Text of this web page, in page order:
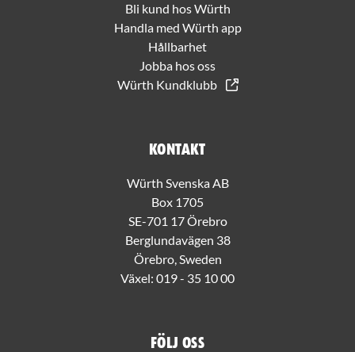
Bli kund hos Würth
Handla med Würth app
Hållbarhet
Jobba hos oss
Würth Kundklubb
Kontakt
Würth Svenska AB
Box 1705
SE-701 17 Örebro
Berglundavägen 38
Örebro, Sweden
Växel: 019 - 35 10 00
Följ oss